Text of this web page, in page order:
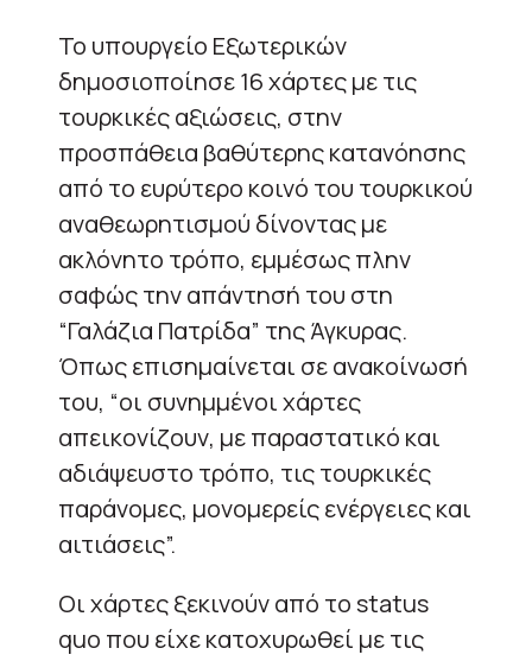
Το υπουργείο Εξωτερικών
δημοσιοποίησε 16 χάρτες με τις
τουρκικές αξιώσεις, στην
προσπάθεια βαθύτερης κατανόησης
από το ευρύτερο κοινό του τουρκικού
αναθεωρητισμού δίνοντας με
ακλόνητο τρόπο, εμμέσως πλην
σαφώς την απάντησή του στη
“Γαλάζια Πατρίδα” της Άγκυρας.
Όπως επισημαίνεται σε ανακοίνωσή
του, “οι συνημμένοι χάρτες
απεικονίζουν, με παραστατικό και
αδιάψευστο τρόπο, τις τουρκικές
παράνομες, μονομερείς ενέργειες και
αιτιάσεις”.
Οι χάρτες ξεκινούν από το status
quo που είχε κατοχυρωθεί με τις